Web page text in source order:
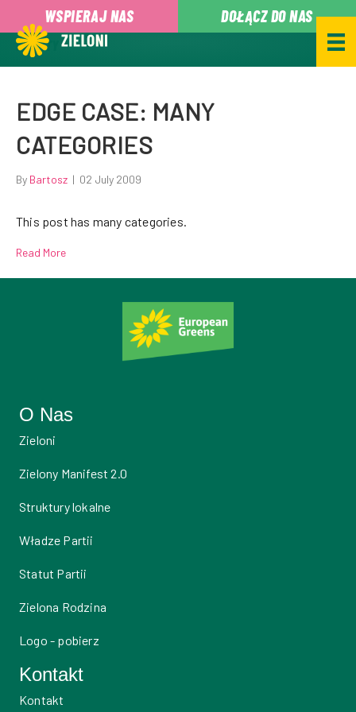
WSPIERAJ NAS DOŁĄCZ DO NAS
FATUITY
EDGE CASE: MANY
CATEGORIES
By Bartosz | 02 July 2009
This post has many categories.
Read More
O Nas
Zieloni
Zielony Manifest 2.0
Struktury lokalne
Władze Partii
Statut Partii
Zielona Rodzina
Logo - pobierz
Kontakt
Kontakt